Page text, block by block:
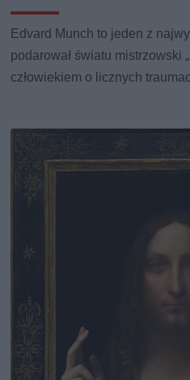
Edvard Munch to jeden z
podarował światu mistrzowski
człowiekiem o licznych